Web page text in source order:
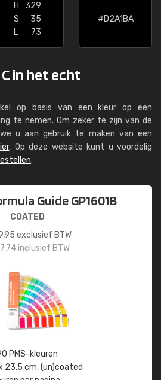
H
329
S
35
L
73
#D2A1BA
in het echt
op basis van een kleur op een
te nemen. Om zeker te zijn van de
u aan gebruik te maken van een
. Op deze website kunt u voordelig
.
Guide GP1601B
COATED
exclusief BTW
inclusief BTW
PMS-kleuren
23,5 cm, (un)coated